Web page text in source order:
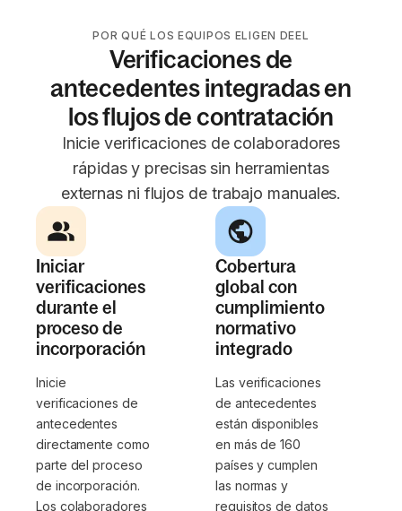
POR QUÉ LOS EQUIPOS ELIGEN DEEL
Verificaciones de
antecedentes integradas en
los flujos de contratación
Inicie verificaciones de colaboradores
rápidas y precisas sin herramientas
externas ni flujos de trabajo manuales.
Iniciar
verificaciones
durante el
proceso de
incorporación
Inicie
verificaciones de
antecedentes
directamente como
parte del proceso
de incorporación.
Los colaboradores
Cobertura
global con
cumplimiento
normativo
integrado
Las verificaciones
de antecedentes
están disponibles
en más de 160
países y cumplen
las normas y
requisitos de datos